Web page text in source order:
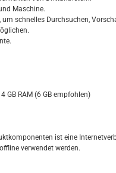
Maschine.
schnelles Durchsuchen,
GB RAM (6 GB empfohlen)
ist eine
verwendet werden.